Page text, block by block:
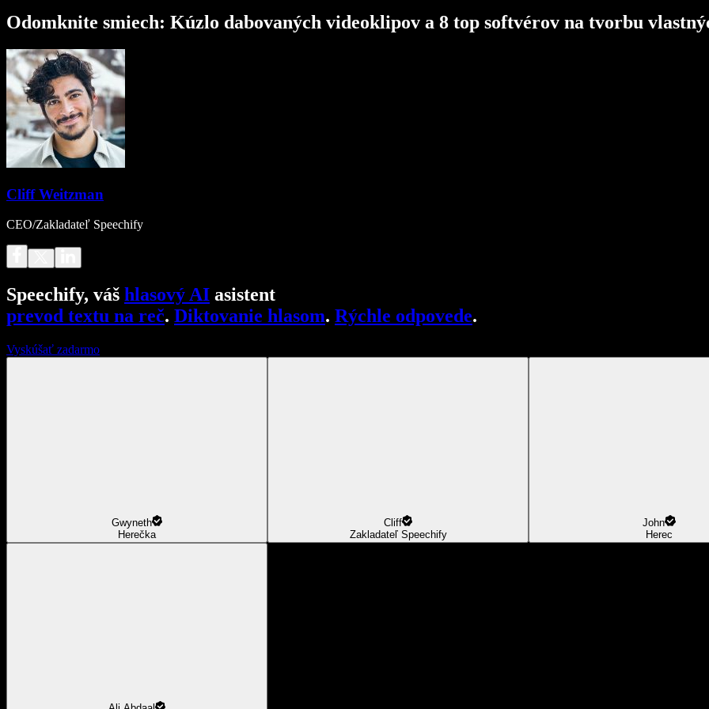
Odomknite smiech: Kúzlo dabovaných videoklipov a 8 top softvérov na tvorbu
Cliff Weitzman
CEO/Zakladateľ Speechify
Speechify, váš hlasový AI asistent
prevod textu na reč. Diktovanie hlasom. Rýchle odpovede.
Vyskúšať zadarmo
Gwyneth
Herečka
Cliff
Zakladateľ Speechify
John
Herec